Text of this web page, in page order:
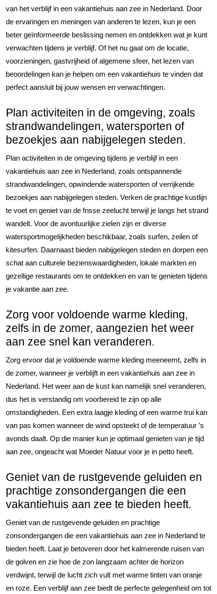
van het verblijf in een vakantiehuis aan zee in Nederland. Door
de ervaringen en meningen van anderen te lezen, kun je een
beter geïnformeerde beslissing nemen en ontdekken wat je kunt
verwachten tijdens je verblijf. Of het nu gaat om de locatie,
voorzieningen, gastvrijheid of algemene sfeer, het lezen van
beoordelingen kan je helpen om een vakantiehuis te vinden dat
perfect aansluit bij jouw wensen en verwachtingen.
Plan activiteiten in de omgeving, zoals
strandwandelingen, watersporten of
bezoekjes aan nabijgelegen steden.
Plan activiteiten in de omgeving tijdens je verblijf in een
vakantiehuis aan zee in Nederland, zoals ontspannende
strandwandelingen, opwindende watersporten of verrijkende
bezoekjes aan nabijgelegen steden. Verken de prachtige kustlijn
te voet en geniet van de frisse zeelucht terwijl je langs het strand
wandelt. Voor de avontuurlijke zielen zijn er diverse
watersportmogelijkheden beschikbaar, zoals surfen, zeilen of
kitesurfen. Daarnaast bieden nabijgelegen steden en dorpen een
schat aan culturele bezienswaardigheden, lokale markten en
gezellige restaurants om te ontdekken en van te genieten tijdens
je vakantie aan zee.
Zorg voor voldoende warme kleding,
zelfs in de zomer, aangezien het weer
aan zee snel kan veranderen.
Zorg ervoor dat je voldoende warme kleding meeneemt, zelfs in
de zomer, wanneer je verblijft in een vakantiehuis aan zee in
Nederland. Het weer aan de kust kan namelijk snel veranderen,
dus het is verstandig om voorbereid te zijn op alle
omstandigheden. Een extra laagje kleding of een warme trui kan
van pas komen wanneer de wind opsteekt of de temperatuur ’s
avonds daalt. Op die manier kun je optimaal genieten van je tijd
aan zee, ongeacht wat Moeder Natuur voor je in petto heeft.
Geniet van de rustgevende geluiden en
prachtige zonsondergangen die een
vakantiehuis aan zee te bieden heeft.
Geniet van de rustgevende geluiden en prachtige
zonsondergangen die een vakantiehuis aan zee in Nederland te
bieden heeft. Laat je betoveren door het kalmerende ruisen van
de golven en zie hoe de zon langzaam achter de horizon
verdwijnt, terwijl de lucht zich vult met warme tinten van oranje
en roze. Een verblijf aan zee biedt de perfecte gelegenheid om tot